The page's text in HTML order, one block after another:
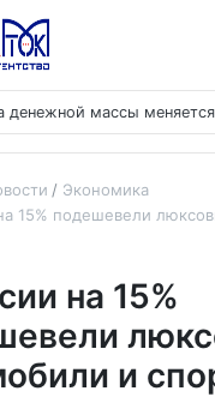
Экономика
15% подешевели
на 15%
и